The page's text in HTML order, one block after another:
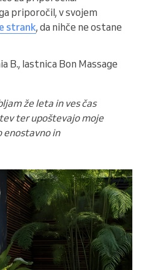
priporočil, v svojem
strank, da nihče ne ostane
B., lastnica Bon Massage
že leta in ves čas
ter upoštevajo moje
enostavno in